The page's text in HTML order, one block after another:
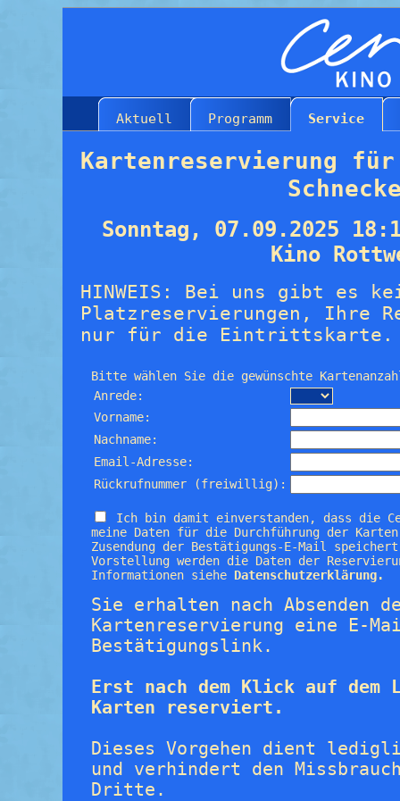
Aktuell Programm Service
Kartenreservierung für
Sonntag, 07.09.2025
Kino
HINWEIS: Bei uns gibt es
Platzreservierungen, Ihre
nur für die Eintrittskarte.
Bitte wählen Sie die gewünschte
Anrede:
Vorname:
Nachname:
Email-Adresse:
Rückrufnummer (freiwillig):
Ich bin damit einverstanden, dass die
meine Daten für die Durchführung der
Zusendung der Bestätigungs-E-Mail
Vorstellung werden die Daten der
Informationen siehe Datenschutzerklärung.
Sie erhalten nach Absenden
Kartenreservierung eine E-
Bestätigungslink.
Erst nach dem Klick auf
Karten reserviert.
Dieses Vorgehen dient
und verhindert den
Dritte.